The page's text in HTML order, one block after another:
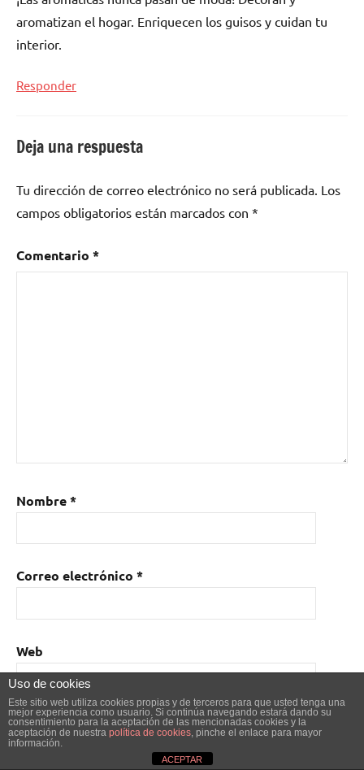
aromatizan el hogar. Enriquecen los guisos y cuidan tu
interior.
Responder
Deja una respuesta
Tu dirección de correo electrónico no será publicada. Los
campos obligatorios están marcados con *
Comentario *
Nombre*
Correo electrónico *
Web
Guarda mi nombre, correo electrónico y web en este
navegador para la próxima vez que comente.
Uso de cookies
Este sitio web utiliza cookies propias y de terceros para que usted tenga una
mejor experiencia como usuario. Si continúa navegando estará dando su
consentimiento para la aceptación de las mencionadas cookies y la
aceptación de nuestra política de cookies, pinche el enlace para mayor
información.
ACEPTAR